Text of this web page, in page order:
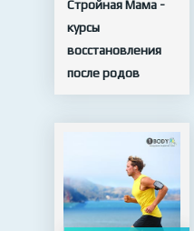
Стройная Мама -
курсы
восстановления
после родов